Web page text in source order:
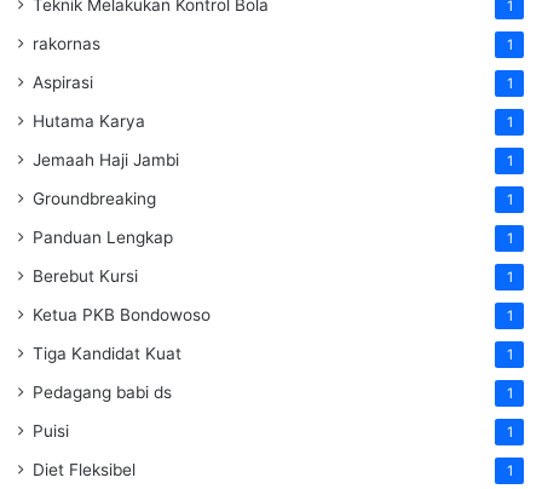
Teknik Melakukan Kontrol Bola 1
rakornas 1
Aspirasi 1
Hutama Karya 1
Jemaah Haji Jambi 1
Groundbreaking 1
Panduan Lengkap 1
Berebut Kursi 1
Ketua PKB Bondowoso 1
Tiga Kandidat Kuat 1
Pedagang babi ds 1
Puisi 1
Diet Fleksibel 1